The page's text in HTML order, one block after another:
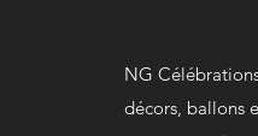
NG
décors, ballons